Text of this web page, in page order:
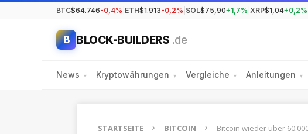
BTC$64.746-0,4% ETH$1.913-0,2% SOL$75,90+1,7% XRP$1,04+0,2%
B BLOCK-BUILDERS .de
News ▾ Kryptowährungen ▾ Vergleiche ▾ Anleitungen ▾
STARTSEITE BITCOIN Bitcoin wieder über